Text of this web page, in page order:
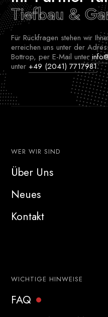
Tiefbau &
Für Rückfragen stehen wir
erreichen uns unter der
Bottrop, per E-Mail unter
unter+49 (2041) 7717981.
WER WIR SIND
Über Uns
Neues
Kontakt
WICHTIGE HINWEISE
FAQ